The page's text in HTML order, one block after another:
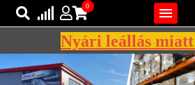

Bejelentkezés
0
KOSARA ÜRES
Nyári leállás miatt